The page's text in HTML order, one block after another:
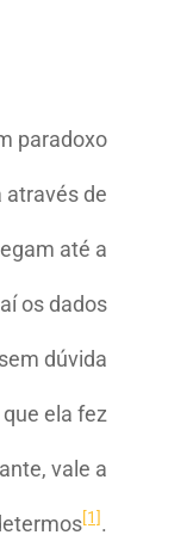
paradoxo
através de
até a
os dados
dúvida
ela fez
vale a
[1].